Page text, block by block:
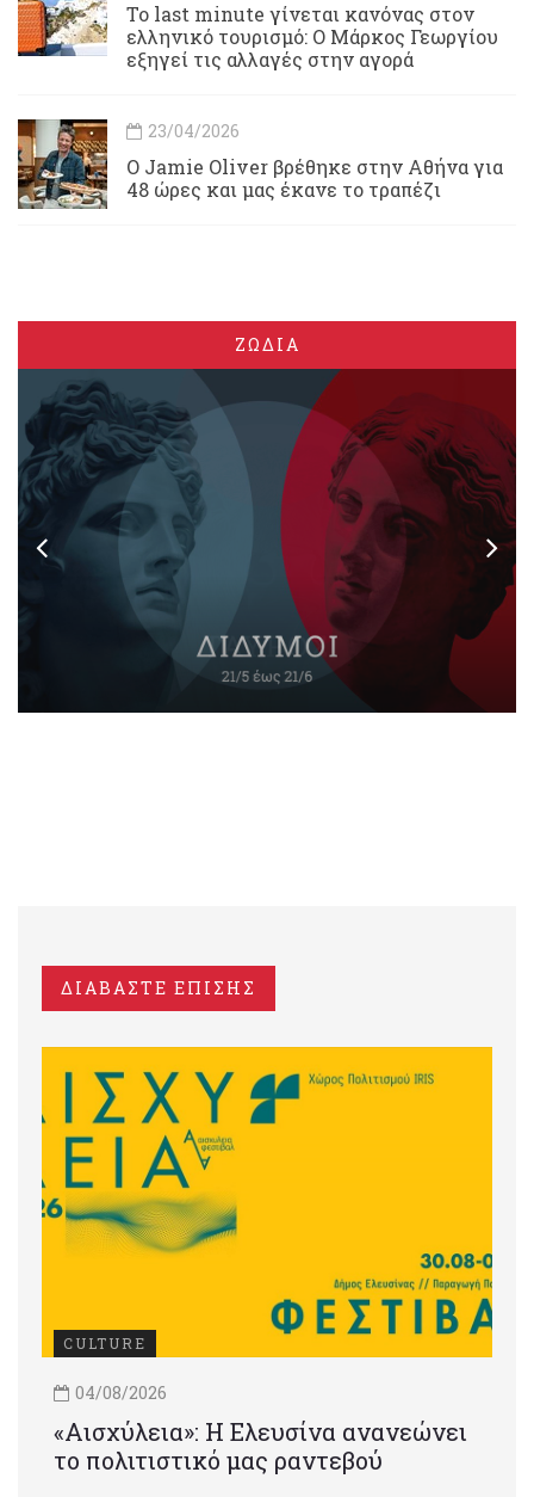
Το last minute γίνεται κανόνας στον
ελληνικό τουρισμό: Ο Μάρκος Γεωργίου
εξηγεί τις αλλαγές στην αγορά
23/04/2026
Ο Jamie Oliver βρέθηκε στην Αθήνα για
48 ώρες και μας έκανε το τραπέζι
ΖΩΔΙΑ
ΔΙΑΒΑΣΤΕ ΕΠΙΣΗΣ
CULTURE
04/08/2026
«Αισχύλεια»: Η Ελευσίνα ανανεώνει
το πολιτιστικό μας ραντεβού